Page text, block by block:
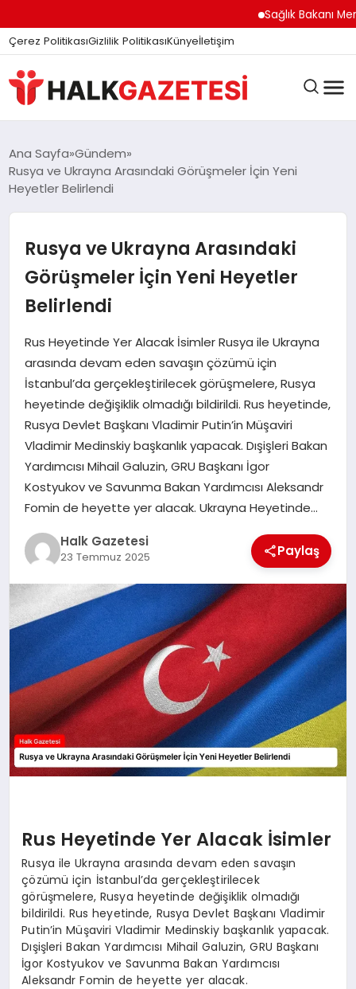
Sağlık Bakanı
Çerez PolitikasıGizlilik PolitikasıKünyeİletişim
DÜNYA
EĞITIM
EKONOMI
MAGAZIN
SAĞLIK
SIYASET
SPOR
TEKNOLOJI
YAŞAM
Ana Sayfa Gündem
Rusya ve Ukrayna Arasındaki Görüşmeler İçin Yeni
Heyetler Belirlendi
Rusya ve Ukrayna Arasındaki
Görüşmeler İçin Yeni Heyetler
Belirlendi
Rus Heyetinde Yer Alacak İsimler Rusya ile Ukrayna
arasında devam eden savaşın çözümü için
İstanbul’da gerçekleştirilecek görüşmelere, Rusya
heyetinde değişiklik olmadığı bildirildi. Rus heyetinde,
Rusya Devlet Başkanı Vladimir Putin’in Müşaviri
Vladimir Medinskiy başkanlık yapacak. Dışişleri Bakan
Yardımcısı Mihail Galuzin, GRU Başkanı İgor
Kostyukov ve Savunma Bakan Yardımcısı Aleksandr
Fomin de heyette yer alacak. Ukrayna Heyetinde…
Halk Gazetesi
23 Temmuz 2025 Paylaş
Rus Heyetinde Yer Alacak İsimler
Rusya ile Ukrayna arasında devam eden savaşın
çözümü için İstanbul’da gerçekleştirilecek
görüşmelere, Rusya heyetinde değişiklik olmadığı
bildirildi. Rus heyetinde, Rusya Devlet Başkanı Vladimir
Putin’in Müşaviri Vladimir Medinskiy başkanlık yapacak.
Dışişleri Bakan Yardımcısı Mihail Galuzin, GRU Başkanı
İgor Kostyukov ve Savunma Bakan Yardımcısı
Aleksandr Fomin de heyette yer alacak.